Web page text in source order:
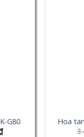
G80
Hoa